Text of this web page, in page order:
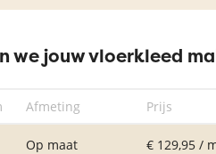
we jouw vloerkleed
Afmeting Prijs
Op maat € 129,95 /